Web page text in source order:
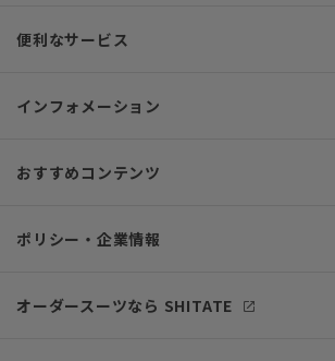
便利なサービス
インフォメーション
おすすめコンテンツ
ポリシー・企業情報
オーダースーツなら SHITATE